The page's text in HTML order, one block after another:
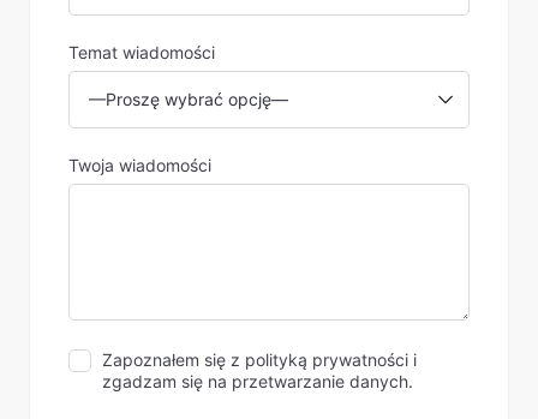
Temat wiadomości
Twoja wiadomości
Zapoznałem się z polityką prywatności i
zgadzam się na przetwarzanie danych.